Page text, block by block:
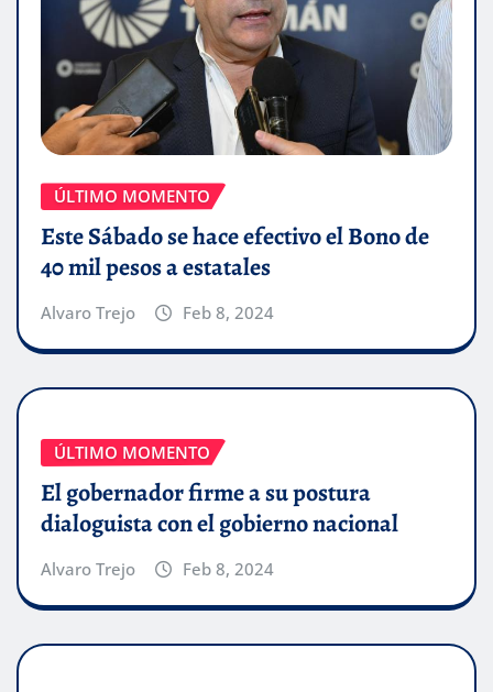
ÚLTIMO MOMENTO
Este Sábado se hace efectivo el Bono de
40 mil pesos a estatales
Alvaro Trejo Feb 8, 2024
ÚLTIMO MOMENTO
El gobernador firme a su postura
dialoguista con el gobierno nacional
Alvaro Trejo Feb 8, 2024